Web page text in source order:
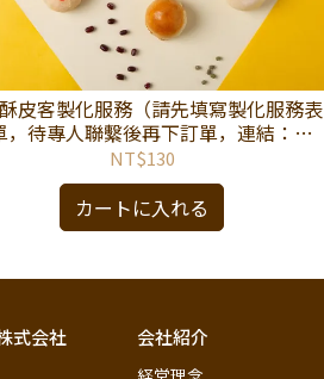
皮客製化服務（請先填寫製化服務表
，待專人聯繫後再下訂單，連結：
https://reurl.cc/DKo48m。）
NT$130
カートに入れる
式会社 会社紹介